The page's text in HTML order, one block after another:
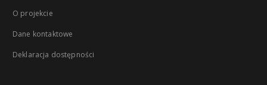
O projekcie
Dane kontaktowe
Deklaracja dostępności